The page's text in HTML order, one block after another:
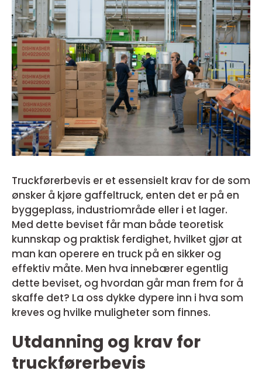
Truckførerbevis er et essensielt krav for de som
ønsker å kjøre gaffeltruck, enten det er på en
byggeplass, industriområde eller i et lager.
Med dette beviset får man både teoretisk
kunnskap og praktisk ferdighet, hvilket gjør at
man kan operere en truck på en sikker og
effektiv måte. Men hva innebærer egentlig
dette beviset, og hvordan går man frem for å
skaffe det? La oss dykke dypere inn i hva som
kreves og hvilke muligheter som finnes.
Utdanning og krav for
truckførerbevis